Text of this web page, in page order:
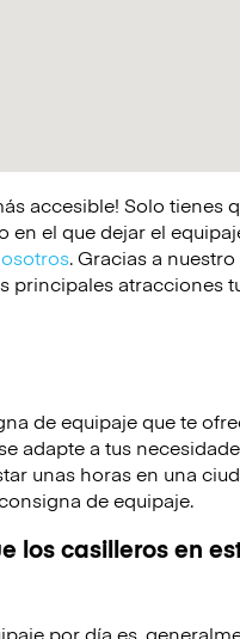
accesible! Solo tienes
el que dejar el
. Gracias a
principales atracciones
de equipaje que te
adapte a tus
unas horas en una
de equipaje.
los casilleros en
por día es,